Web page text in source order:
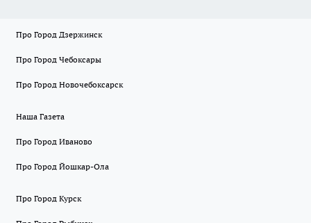
Про Город Дзержинск
Про Город Чебоксары
Про Город Новочебоксарск
Наша Газета
Про Город Иваново
Про Город Йошкар-Ола
Про Город Курск